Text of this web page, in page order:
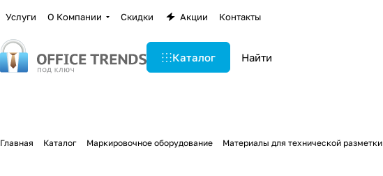
Услуги О Компании Скидки Акции Контакты
Каталог
Главная Каталог Маркировочное оборудование Материалы для технической разметки